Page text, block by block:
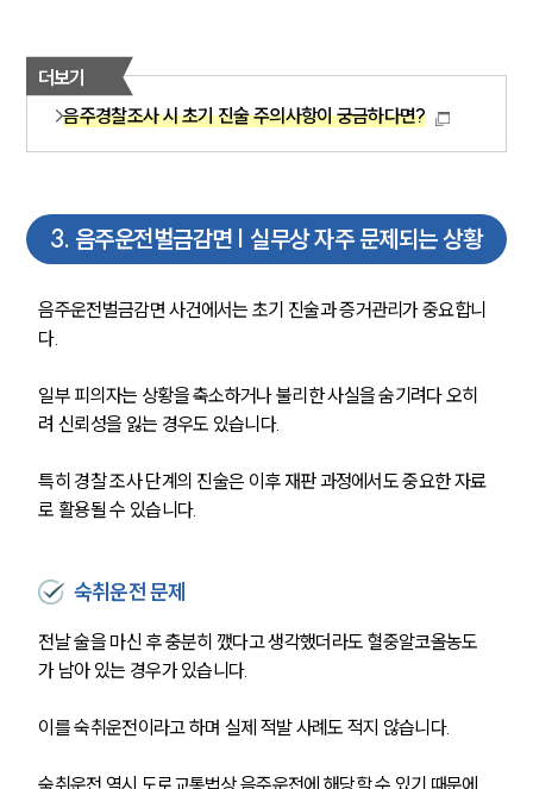
더보기
음주경찰조사 시 초기 진술 주의사항이 궁금하다면?
3. 음주운전벌금감면 | 실무상 자주 문제되는 상황
음주운전벌금감면 사건에서는 초기 진술과 증거관리가 중요합니
다.
일부 피의자는 상황을 축소하거나 불리한 사실을 숨기려다 오히
려 신뢰성을 잃는 경우도 있습니다.
특히 경찰 조사 단계의 진술은 이후 재판 과정에서도 중요한 자료
로 활용될 수 있습니다.
숙취운전 문제
전날 술을 마신 후 충분히 깼다고 생각했더라도 혈중알코올농도
가 남아 있는 경우가 있습니다.
이를 숙취운전이라고 하며 실제 적발 사례도 적지 않습니다.
숙취운전 역시 도로교통법상 음주운전에 해당할 수 있기 때문에